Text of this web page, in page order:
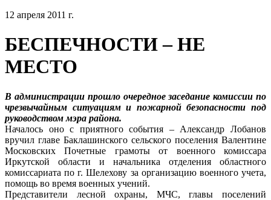
12 апреля 2011 г.
БЕСПЕЧНОСТИ – НЕ
МЕСТО
В администрации прошло очередное заседание комиссии по
чрезвычайным ситуациям и пожарной безопасности под
руководством мэра района.
Началось оно с приятного события – Александр Лобанов
вручил главе Баклашинского сельского поселения Валентине
Московских Почетные грамоты от военного комиссара
Иркутской области и начальника отделения областного
комиссариата по г. Шелехову за организацию военного учета,
помощь во время военных учений.
Представители лесной охраны, МЧС, главы поселений